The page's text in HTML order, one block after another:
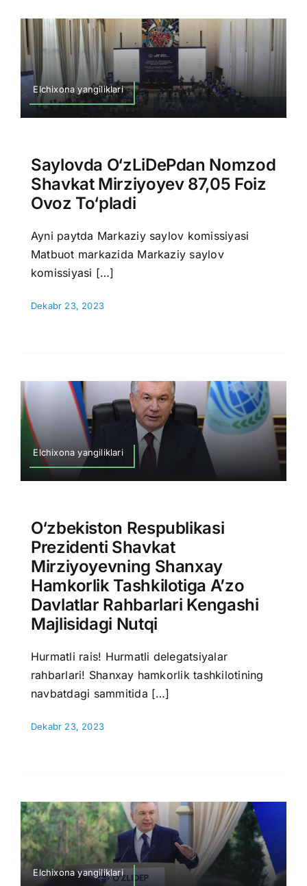
Elchixona yangiliklari
Saylovda O‘zLiDePdan Nomzod
Shavkat Mirziyoyev 87,05 Foiz
Ovoz To‘pladi
Ayni paytda Markaziy saylov komissiyasi
Matbuot markazida Markaziy saylov
komissiyasi […]
Dekabr 23, 2023
Elchixona yangiliklari
O‘zbekiston Respublikasi
Prezidenti Shavkat
Mirziyoyevning Shanxay
Hamkorlik Tashkilotiga A’zo
Davlatlar Rahbarlari Kengashi
Majlisidagi Nutqi
Hurmatli rais! Hurmatli delegatsiyalar
rahbarlari! Shanxay hamkorlik tashkilotining
navbatdagi sammitida […]
Dekabr 23, 2023
Elchixona yangiliklari